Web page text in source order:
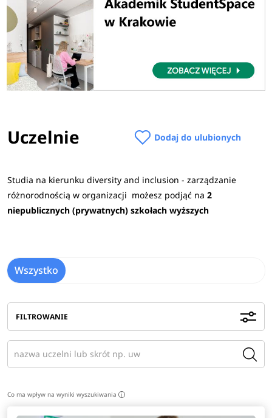
Uczelnie Dodaj do ulubionych
Studia na kierunku diversity and inclusion - zarządzanie
różnorodnością w organizacji możesz podjąć na 2
niepublicznych (prywatnych) szkołach wyższych
Wszystko
FILTROWANIE
Co ma wpływ na wyniki wyszukiwania i